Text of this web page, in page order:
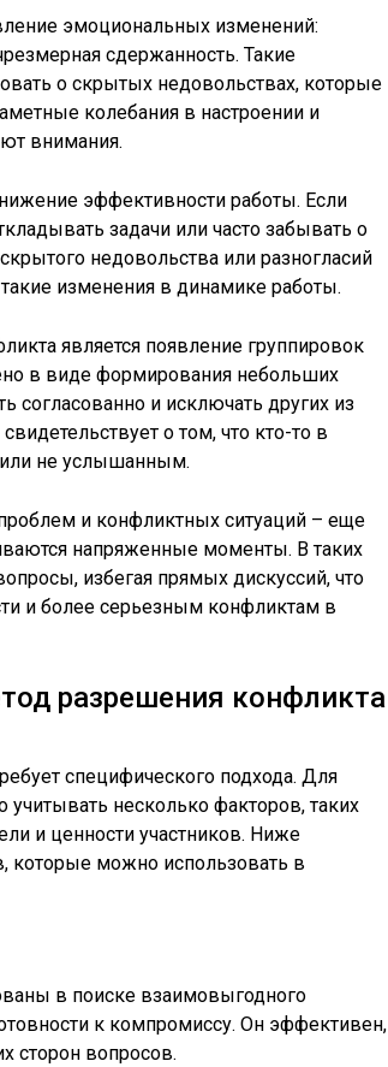
эмоциональных изменений:
сдержанность. Такие
о скрытых недовольствах, которые
колебания в настроении и
внимания.
эффективности работы. Если
задачи или часто забывать о
недовольства или разногласий
изменения в динамике работы.
является появление группировок
в виде формирования небольших
согласованно и исключать других из
о том, что кто-то в
или не услышанным.
и конфликтных ситуаций – еще
напряженные моменты. В таких
избегая прямых дискуссий, что
и более серьезным конфликтам в
разрешения конфликта
специфического подхода. Для
несколько факторов, таких
и ценности участников. Ниже
можно использовать в
в поиске взаимовыгодного
к компромиссу. Он эффективен,
сторон вопросов.